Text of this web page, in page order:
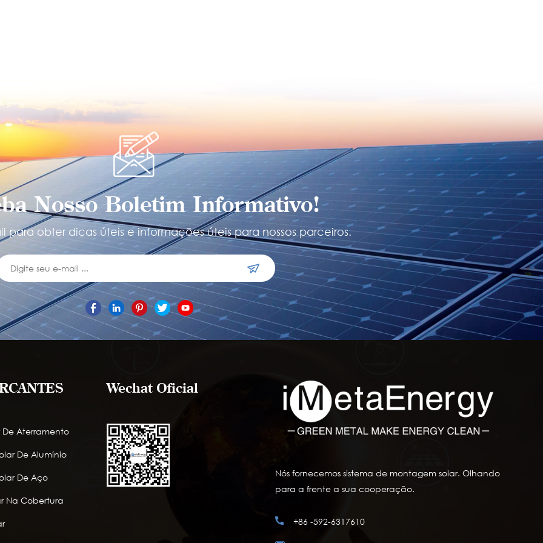
Nosso Boletim Informativo!
para obter dicas úteis e informações úteis para nossos parceiros.
De Aterramento
De Alumínio
De Aço
Na Cobertura
Wechat Oficial
Nós fornecemos sistema de montagem solar. Olhando
para a frente a sua cooperação.
+86 -592-6317610